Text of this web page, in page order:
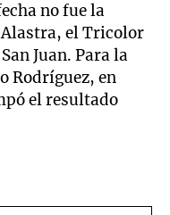
no fue la
Alastra, el Tricolor
Juan. Para la
Rodríguez, en
el resultado